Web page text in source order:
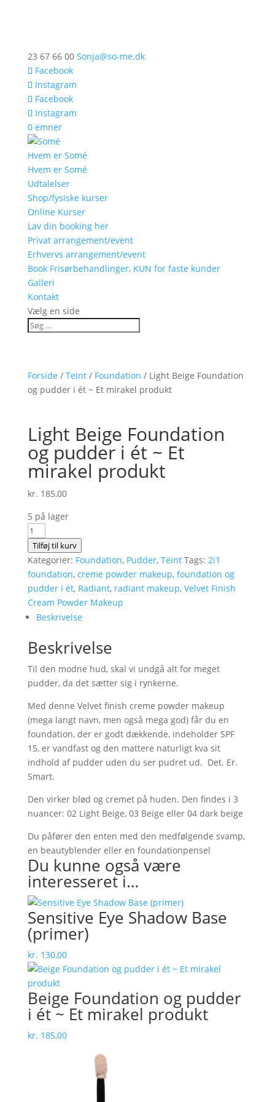
23 67 66 00 Sonja@so-me.dk
Facebook
Instagram
Facebook
Instagram
0 emner
Hvem er Somé
Hvem er Somé
Udtalelser
Shop/fysiske kurser
Online Kurser
Lav din booking her
Privat arrangement/event
Erhvervs arrangement/event
Book Frisørbehandlinger, KUN for faste kunder
Galleri
Kontakt
Vælg en side
Forside / Teint/ Foundation / Light Beige Foundation
og pudder i ét ~ Et mirakel produkt
Light Beige Foundation
og pudder i ét ~ Et
mirakel produkt
kr. 185,00
5 på lager
Light
Beige
Foundation
og
pudder
i
ét
Et
mirakel
produkt
antal
Tilføj til kurv
Kategorier: Foundation, Pudder, Teint Tags: 2i1
foundation, creme powder makeup, foundation og
pudder i ét, Radiant, radiant makeup, Velvet Finish
Cream Powder Makeup
Beskrivelse
Beskrivelse
Til den modne hud, skal vi undgå alt for meget
pudder, da det sætter sig i rynkerne.
Med denne Velvet finish creme powder makeup
(mega langt navn, men også mega god) får du en
foundation, der er godt dækkende, indeholder SPF
15, er vandfast og den mattere naturligt kva sit
indhold af pudder uden du ser pudret ud. Det. Er.
Smart.
Den virker blød og cremet på huden. Den findes i 3
nuancer: 02 Light Beige, 03 Beige eller 04 dark beige
Du påfører den enten med den medfølgende svamp,
en beautyblender eller en foundationpensel
Du kunne også være
interesseret i…
Sensitive Eye Shadow Base
(primer)
kr. 130,00
Beige Foundation og pudder
i ét ~ Et mirakel produkt
kr. 185,00